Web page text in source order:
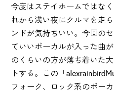
今度はステイホームではな
れから浅い夜にクルマを走
ンドが気持ちいい。今回の
ていいボーカルが入った曲
のくらいの方が落ち着いた
トする。この「
フォーク、ロック系のボー